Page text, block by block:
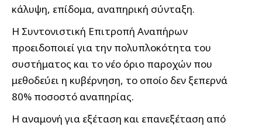
κάλυψη, επίδομα, αναπηρική σύνταξη.
Η Συντονιστική Επιτροπή Αναπήρων
προειδοποιεί για την πολυπλοκότητα του
συστήματος και το νέο όριο παροχών που
μεθοδεύει η κυβέρνηση, το οποίο δεν ξεπερνά
80% ποσοστό αναπηρίας.
Η αναμονή για εξέταση και επανεξέταση από